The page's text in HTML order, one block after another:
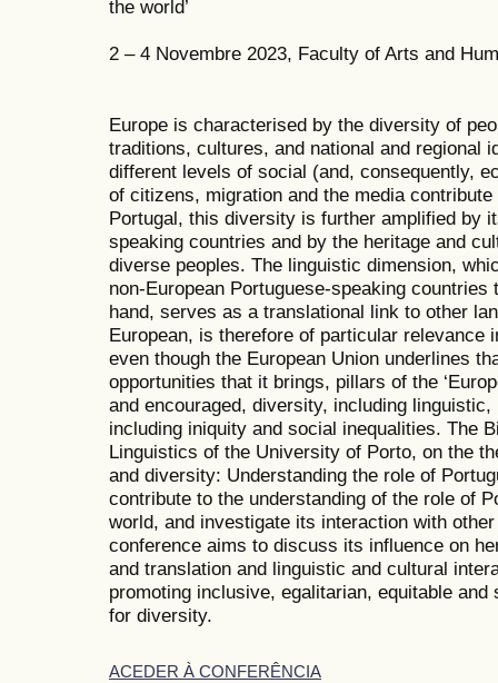
the world’
2 – 4 Novembre 2023, Faculty of Arts and
Europe is characterised by the diversity of
traditions, cultures, and national and regional
different levels of social (and, consequently,
of citizens, migration and the media
Portugal, this diversity is further amplified by
speaking countries and by the heritage and
diverse peoples. The linguistic dimension,
non-European Portuguese-speaking
hand, serves as a translational link to other
European, is therefore of particular relevance
even though the European Union underlines
opportunities that it brings, pillars of the
and encouraged, diversity, including
including iniquity and social inequalities. The
Linguistics of the University of Porto, on the
and diversity: Understanding the role of
contribute to the understanding of the role of
world, and investigate its interaction with
conference aims to discuss its influence on
and translation and linguistic and cultural
promoting inclusive, egalitarian, equitable
for diversity.
ACEDER À CONFERÊNCIA